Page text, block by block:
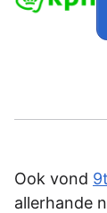
Ook vond
allerhande